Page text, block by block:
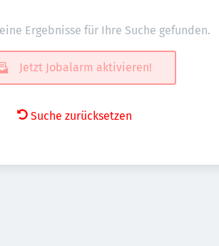
Ergebnisse für Ihre Suche gefunden.
Jetzt Jobalarm aktivieren!
Suche zurücksetzen